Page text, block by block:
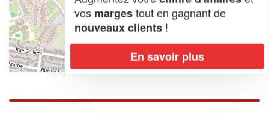
Leaflet| Map data ©OpenStreetMap contributors,CC-BY-SA
vos margestout en gagnant de
nouveaux clients !
En savoir plus